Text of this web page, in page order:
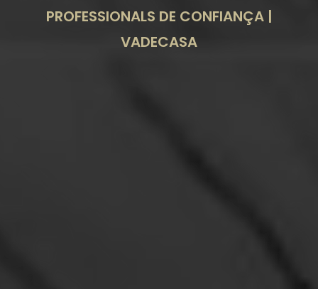
PROFESSIONALS DE CONFIANÇA |
VADECASA